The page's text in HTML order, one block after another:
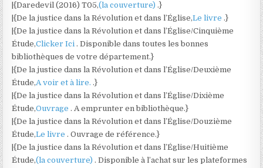
|{Daredevil (2016) T05,(la couverture).}
|{De la justice dans la Révolution et dans l’Église,Le livre.}
|{De la justice dans la Révolution et dans l’Église/Cinquième
Étude,Clicker Ici. Disponible dans toutes les bonnes
bibliothèques de votre département.}
|{De la justice dans la Révolution et dans l’Église/Deuxième
Étude,A voir et à lire..}
|{De la justice dans la Révolution et dans l’Église/Dixième
Étude,Ouvrage. A emprunter en bibliothèque.}
|{De la justice dans la Révolution et dans l’Église/Douzième
Étude,Le livre. Ouvrage de référence.}
|{De la justice dans la Révolution et dans l’Église/Huitième
Étude,(la couverture). Disponible à l’achat sur les plateformes